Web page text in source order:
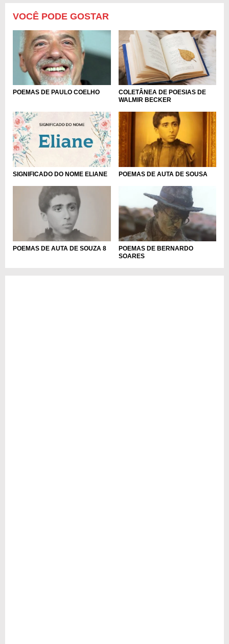
VOCÊ PODE GOSTAR
POEMAS DE PAULO COELHO
COLETÂNEA DE POESIAS DE
WALMIR BECKER
SIGNIFICADO DO NOME ELIANE POEMAS DE AUTA DE SOUSA
POEMAS DE AUTA DE SOUZA 8
POEMAS DE BERNARDO
SOARES